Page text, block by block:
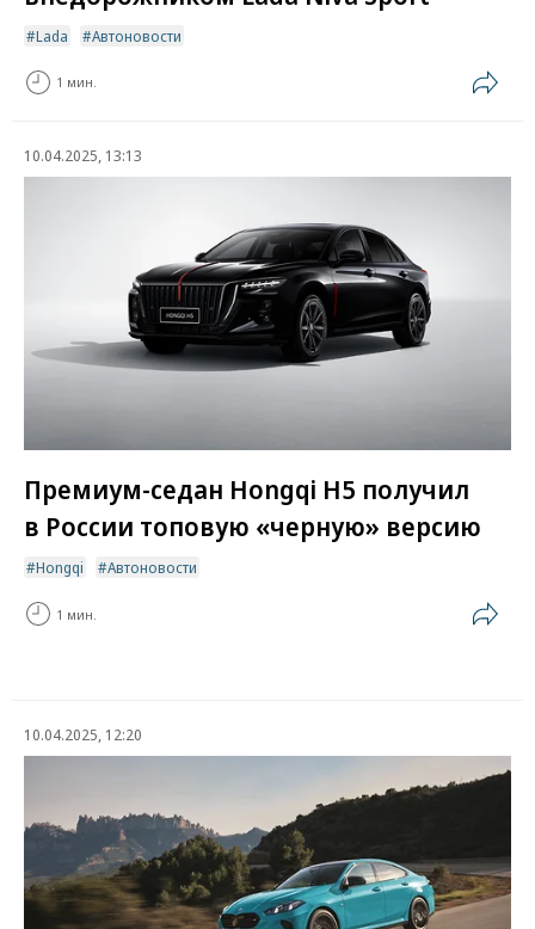
Lada Автоновости
1 мин.
10.04.2025, 13:13
Премиум-седан Hongqi H5 получил
в России топовую «черную» версию
Hongqi Автоновости
1 мин.
10.04.2025, 12:20